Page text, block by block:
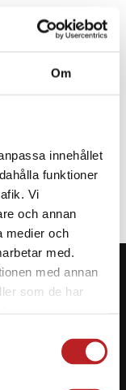
Om
innehållet
funktioner
Vi
och annan
medier och
med.
med annan
som de har